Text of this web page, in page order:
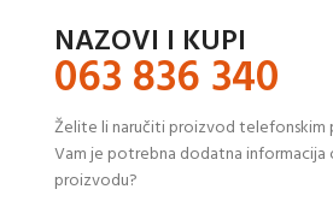
NAZOVI I KUPI
063 836 340
Želite li naručiti proizvod telefonskim
Vam je potrebna dodatna informacija
proizvodu?